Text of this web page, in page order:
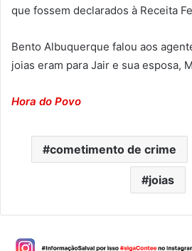
que fossem declarados à Receita
Bento Albuquerque falou aos
joias eram para Jair e sua esposa,
Hora do Povo
cometimento de crime
joias